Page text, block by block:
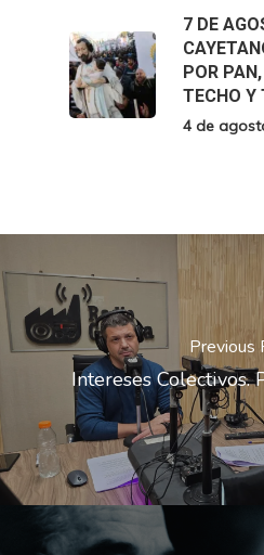
7 DE
POR
TECHO Y
4 de
Previous
Intereses Colectivos.